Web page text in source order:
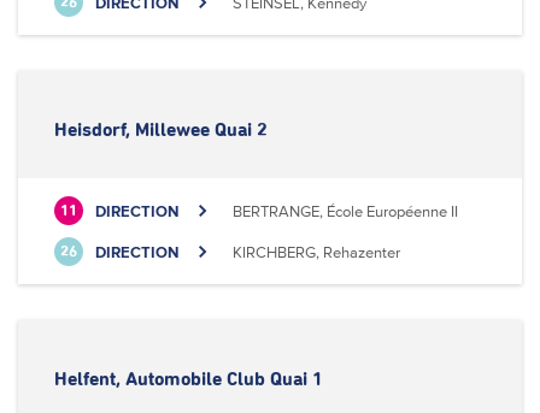
Heisdorf, Millewee Quai 2
11 DIRECTION BERTRANGE, École Européenne II
26 DIRECTION KIRCHBERG, Rehazenter
Helfent, Automobile Club Quai 1